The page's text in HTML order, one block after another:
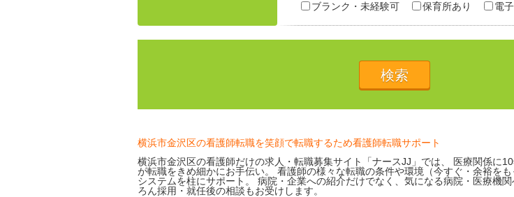
ブランク・未経験可
保育所あり 電
横浜市金沢区の看護師転職を笑顔で転職するため看護師転職サポート
横浜市金沢区の看護師だけの求人・転職募集サイト「ナースJJ」では、 医療関係に
が転職をきめ細かにお手伝い。 看護師の様々な転職の条件や環境（今すぐ・余裕を
システムを柱にサポート。 病院・企業への紹介だけでなく、気になる病院・医療機
ろん採用・就任後の相談もお受けします。